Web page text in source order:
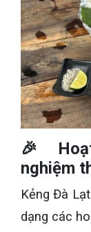
🎉
nghiệm
Kẻng Đà
dạng các